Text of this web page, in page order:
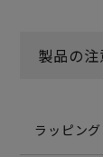
製品の注
ラッピン